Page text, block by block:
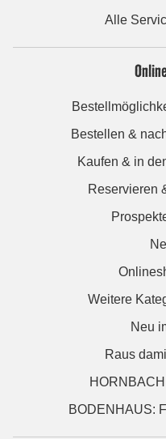
Alle
Bestellen &
Kaufen & in
Reservieren
Weitere
Neu
Raus
BODENHAUS: